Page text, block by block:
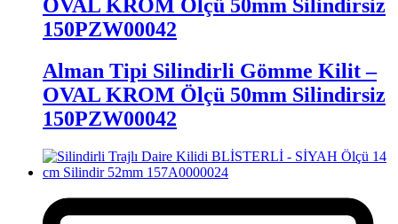
OVAL KROM Ölçü 50mm Silindirsiz
150PZW00042
Alman Tipi Silindirli Gömme Kilit –
OVAL KROM Ölçü 50mm Silindirsiz
150PZW00042